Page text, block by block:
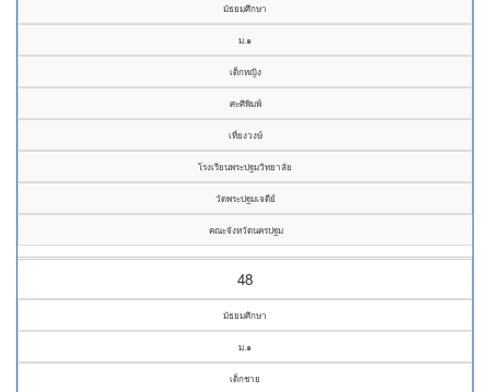
มัธยมศึกษา
ม.๑
เด็กหญิง
ศะศิพิมพ์
เที่ยงวงษ์
โรงเรียนพระปฐมวิทยาลัย
วัดพระปฐมเจดีย์
คณะจังหวัดนครปฐม
48
มัธยมศึกษา
ม.๑
เด็กชาย